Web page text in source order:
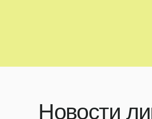
Подписаться на новости